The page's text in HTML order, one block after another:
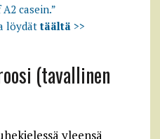
casein.”
löydättäältä>>
(tavallinen
yleensä